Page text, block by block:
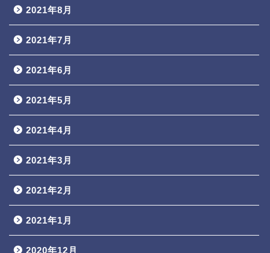
2021年8月
2021年7月
2021年6月
2021年5月
2021年4月
2021年3月
2021年2月
2021年1月
2020年12月